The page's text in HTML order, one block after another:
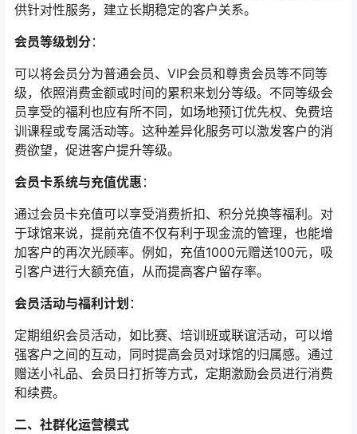
供针对性服务，建立长期稳定的客户关系。
会员等级划分：
可以将会员分为普通会员、VIP会员和尊贵会员等不同等
级，依照消费金额或时间的累积来划分等级。不同等级会
员享受的福利也应有所不同，如场地预订优先权、免费培
训课程或专属活动等。这种差异化服务可以激发客户的消
费欲望，促进客户提升等级。
会员卡系统与充值优惠 ：
通过会员卡充值可以享受消费折扣、积分兑换等福利。对
于球馆来说，提前充值不仅有利于现金流的管理，也能增
加客户的再次光顾率。例如，充值1000元赠送100元，吸
引客户进行大额充值，从而提高客户留存率。
会员活动与福利计划 ：
定期组织会员活动，如比赛、培训班或联谊活动，可以增
强客户之间的互动，同时提高会员对球馆的归属感。通过
赠送小礼品、会员日打折等方式，定期激励会员进行消费
和续费。
二、社群化运营模式